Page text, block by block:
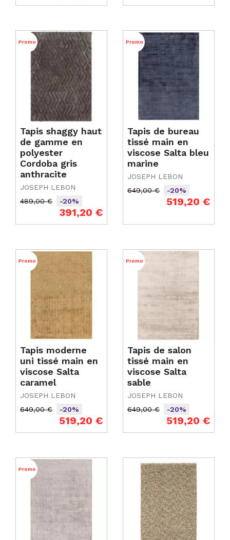
Tapis shaggy haut
de gamme en
polyester
Cordoba gris
anthracite
JOSEPH LEBON
Prix de base
489,00 €
-20%
391,20 €
Promo
Tapis de bureau
tissé main en
viscose Salta bleu
marine
JOSEPH LEBON
Prix de base
649,00 €
-20%
519,20 €
Promo
Tapis moderne
uni tissé main en
viscose Salta
caramel
JOSEPH LEBON
Prix de base
649,00 €
-20%
519,20 €
Promo
Tapis de salon
tissé main en
viscose Salta
sable
JOSEPH LEBON
Prix de base
649,00 €
-20%
519,20 €
Promo
Promo